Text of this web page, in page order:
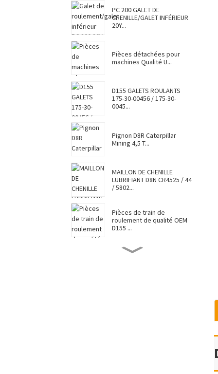
PC 200 GALET DE
CHENILLE/GALET INFÉRIEUR
20Y...
Pièces détachées pour
machines Qualité U...
D155 GALETS ROULANTS
175-30-00456 / 175-30-
0045...
Pignon D8R Caterpillar
Mining 4,5 T...
MAILLON DE CHENILLE
LUBRIFIANT D8N CR4525 / 44
/ 5802...
Pièces de train de
roulement de qualité OEM
D155 ...
CHAUSSURE DE